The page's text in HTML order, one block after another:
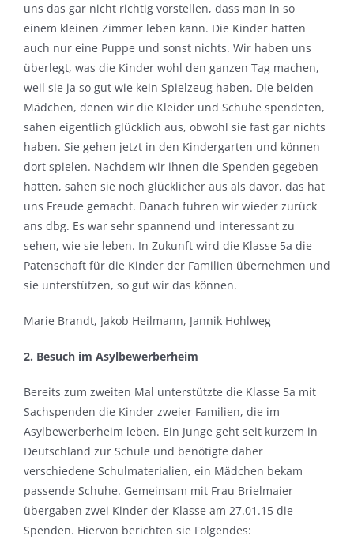
uns das gar nicht richtig vorstellen, dass man in so
einem kleinen Zimmer leben kann. Die Kinder hatten
auch nur eine Puppe und sonst nichts. Wir haben uns
überlegt, was die Kinder wohl den ganzen Tag machen,
weil sie ja so gut wie kein Spielzeug haben. Die beiden
Mädchen, denen wir die Kleider und Schuhe spendeten,
sahen eigentlich glücklich aus, obwohl sie fast gar nichts
haben. Sie gehen jetzt in den Kindergarten und können
dort spielen. Nachdem wir ihnen die Spenden gegeben
hatten, sahen sie noch glücklicher aus als davor, das hat
uns Freude gemacht. Danach fuhren wir wieder zurück
ans dbg. Es war sehr spannend und interessant zu
sehen, wie sie leben. In Zukunft wird die Klasse 5a die
Patenschaft für die Kinder der Familien übernehmen und
sie unterstützen, so gut wir das können.
Marie Brandt, Jakob Heilmann, Jannik Hohlweg
2. Besuch im Asylbewerberheim
Bereits zum zweiten Mal unterstützte die Klasse 5a mit
Sachspenden die Kinder zweier Familien, die im
Asylbewerberheim leben. Ein Junge geht seit kurzem in
Deutschland zur Schule und benötigte daher
verschiedene Schulmaterialien, ein Mädchen bekam
passende Schuhe. Gemeinsam mit Frau Brielmaier
übergaben zwei Kinder der Klasse am 27.01.15 die
Spenden. Hiervon berichten sie Folgendes: